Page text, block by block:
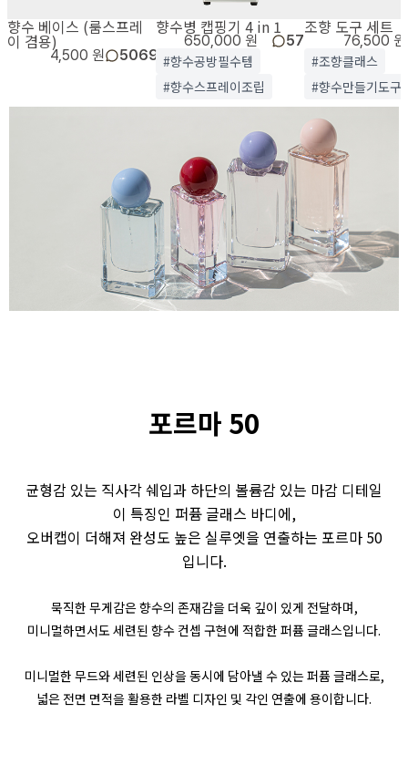
향수 베이스 (룸스프레
이 겸용)
4,500 원 5069
향수병 캡핑기 4 in 1
650,000 원 57
#향수공방필수템
#향수스프레이조립
조향 도구 세트
76,500 원
#조향클래스
#향수만들기도구
포르마 50
균형감 있는 직사각 쉐입과 하단의 볼륨감 있는 마감 디테일
이 특징인 퍼퓸 글래스 바디에,
오버캡이 더해져 완성도 높은 실루엣을 연출하는 포르마 50
입니다.
묵직한 무게감은 향수의 존재감을 더욱 깊이 있게 전달하며,
미니멀하면서도 세련된 향수 컨셉 구현에 적합한 퍼퓸 글래스입니다.
미니멀한 무드와 세련된 인상을 동시에 담아낼 수 있는 퍼퓸 글래스로,
넓은 전면 면적을 활용한 라벨 디자인 및 각인 연출에 용이합니다.